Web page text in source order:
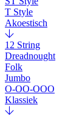
T Style
Akoestisch
12 String
Dreadnought
Folk
Jumbo
O-OO-OOO
Klassiek